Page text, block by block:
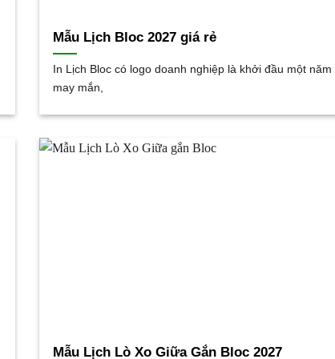
Mẫu Lịch Bloc 2027 giá rẻ
In Lịch Bloc có logo doanh nghiệp là khởi đầu một
may mắn,
Mẫu Lịch Lò Xo Giữa Gắn Bloc 2027